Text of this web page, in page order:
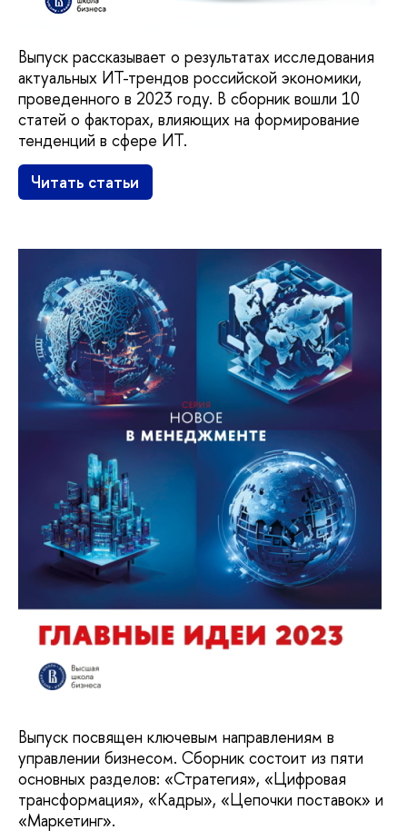
Выпуск рассказывает о результатах исследования
актуальных ИТ-трендов российской экономики,
проведенного в 2023 году. В сборник вошли 10
статей о факторах, влияющих на формирование
тенденций в сфере ИТ.
Читать статьи
Выпуск посвящен ключевым направлениям в
управлении бизнесом. Сборник состоит из пяти
основных разделов: «Стратегия», «Цифровая
трансформация», «Кадры», «Цепочки поставок» и
«Маркетинг».